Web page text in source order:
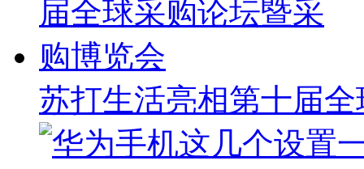
苏打生活亮相第十届